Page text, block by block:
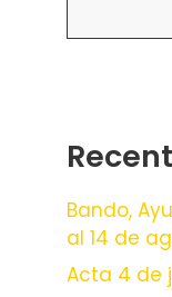
Bando,
al 14 de
Acta 4 de